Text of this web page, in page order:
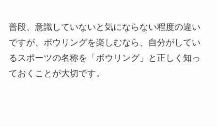
普段、意識していないと気にならない程度の違い
ですが、ボウリングを楽しむなら、自分がしてい
るスポーツの名称を「ボウリング」と正しく知っ
ておくことが大切です。